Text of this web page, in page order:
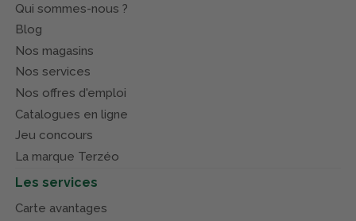
Qui sommes-nous ?
Blog
Nos magasins
Nos services
Nos offres d'emploi
Catalogues en ligne
Jeu concours
La marque Terzéo
Les services
Carte avantages